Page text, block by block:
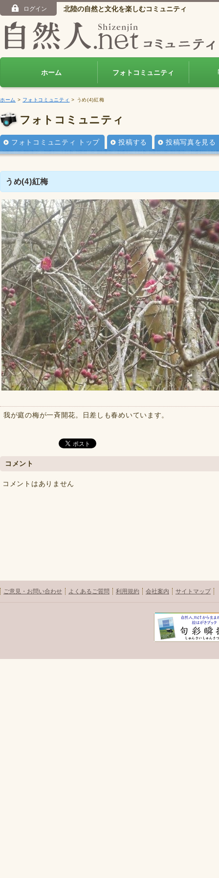
ログイン 北陸の自然と文化を楽しむコミュニティ
ホーム フォトコミュニティ
ホーム > フォトコミュニティ > うめ(4)紅梅
フォトコミュニティ
フォトコミュニティ トップ 投稿する 投稿写真を見る
うめ(4)紅梅
我が庭の梅が一斉開花。日差しも春めいています。
コメント
コメントはありません
ご意見・お問い合わせ よくあるご質問 利用規約 会社案内 サイトマップ